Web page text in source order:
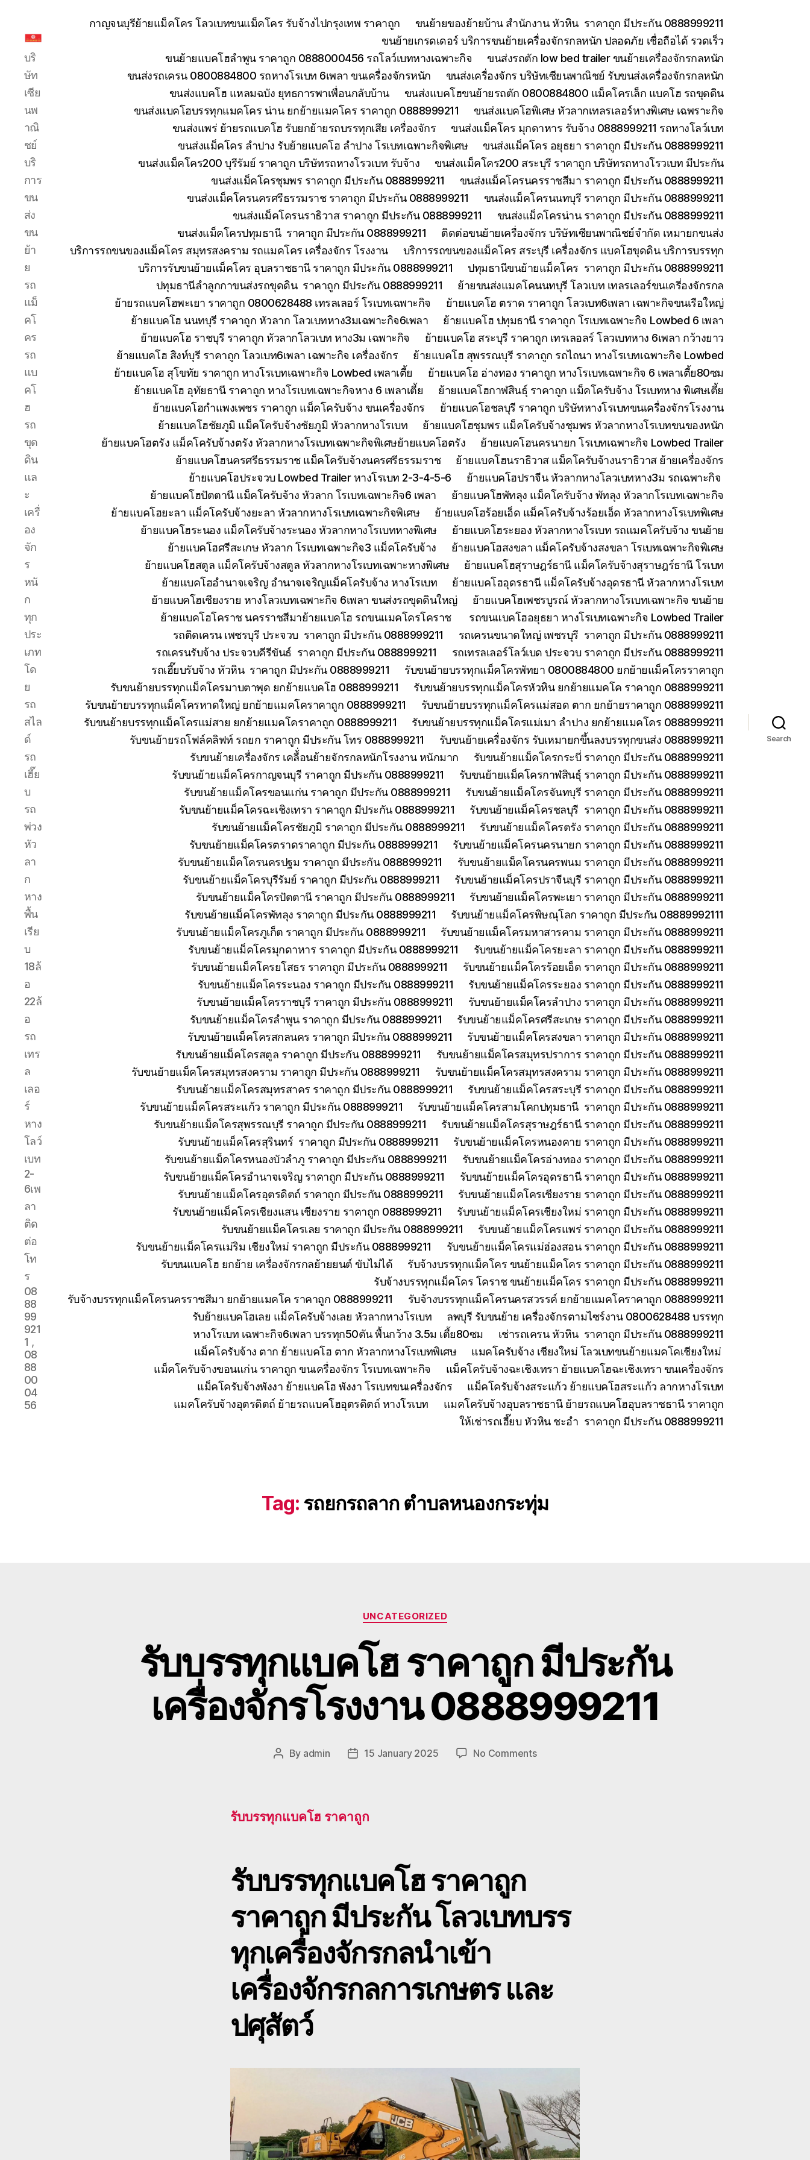
ขน
ย้าย
รถ
โฮ
ทั่ว
ประเทศ.com
บริ
ษัท
เซีย
นพ
าณิ
ชย์
บริ
การ
ขน
ส่ง
ขน
ย้า
ย
รถ
แม็
คโ
คร
รถ
แบ
คโ
ฮ
รถ
ขุด
ดิน
แล
ะ
เครื่
อง
จัก
ร
หนั
ก
ทุก
ประ
เภท
โด
ย
รถ
สไล
ด์
รถ
เฮี๊ย
บ
รถ
พ่วง
หัว
ลา
ก
หาง
พื้น
เรีย
บ
18ล้
อ
22ล้
อ
รถ
เทร
ล
เลอ
ร์
หาง
โลว์
เบท
2-
6เพ
ลา
ติด
ต่อ
โท
ร
08
88
99
921
1 ,
08
88
00
04
56
กาญจนบุรีย้ายแม็คโคร โลวเบทขนแม็คโคร รับจ้างไปกรุงเทพ ราคาถูก
ขนย้ายของย้ายบ้าน สำนักงาน หัวหิน ราคาถูก มีประกัน 0888999211
ขนย้ายเกรดเดอร์ บริการขนย้ายเครื่องจักรกลหนัก ปลอดภัย เชื่อถือได้ รวดเร็ว
ขนย้ายแบคโฮลำพูน ราคาถูก 0888000456 รถโลว์เบทหางเฉพาะกิจ
ขนส่งรถตัก low bed trailer ขนย้ายเครื่องจักรกลหนัก
ขนส่งรถเครน 0800884800 รถหางโรเบท 6เพลา ขนเครื่องจักรหนัก
ขนส่งเครื่องจักร บริษัทเซียนพาณิชย์ รับขนส่งเครื่องจักรกลหนัก
ขนส่งแบคโฮ แหลมฉบัง ยุทธการพาเพื่อนกลับบ้าน
ขนส่งแบคโฮขนย้ายรถตัก 0800884800 แม็คโครเล็ก แบคโฮ รถขุดดิน
ขนส่งแบคโฮบรรทุกแมคโคร น่าน ยกย้ายแมคโคร ราคาถูก 0888999211
ขนส่งแบคโฮพิเศษ หัวลากเทลรเลอร์หางพิเศษ เฉพราะกิจ
ขนส่งแพร่ ย้ายรถแบคโฮ รับยกย้ายรถบรรทุกเสีย เครื่องจักร
ขนส่งแม็คโคร มุกดาหาร รับจ้าง 0888999211 รถหางโลว์เบท
ขนส่งแม็คโคร ลำปาง รับย้ายแบคโฮ ลำปาง โรเบทเฉพาะกิจพิเศษ
ขนส่งแม็คโคร อยุธยา ราคาถูก มีประกัน 0888999211
ขนส่งแม็คโคร200 บุรีรัมย์ ราคาถูก บริษัทรถหางโรวเบท รับจ้าง
ขนส่งแม็คโคร200 สระบุรี ราคาถูก บริษัทรถหางโรวเบท มีประกัน
ขนส่งแม็คโครชุมพร ราคาถูก มีประกัน 0888999211
ขนส่งแม็คโครนครราชสีมา ราคาถูก มีประกัน 0888999211
ขนส่งแม็คโครนครศรีธรรมราช ราคาถูก มีประกัน 0888999211
ขนส่งแม็คโครนนทบุรี ราคาถูก มีประกัน 0888999211
ขนส่งแม็คโครนราธิวาส ราคาถูก มีประกัน 0888999211
ขนส่งแม็คโครน่าน ราคาถูก มีประกัน 0888999211
ขนส่งแม็คโครปทุมธานี ราคาถูก มีประกัน 0888999211
ติดต่อขนย้ายเครื่องจักร บริษัทเซียนพาณิชย์จำกัด เหมายกขนส่ง
บริการรถขนของแม็คโคร สมุทรสงคราม รถแมคโคร เครื่องจักร โรงงาน
บริการรถขนของแม็คโคร สระบุรี เครื่องจักร แบคโฮขุดดิน บริการบรรทุก
บริการรับขนย้ายแม็คโคร อุบลราชธานี ราคาถูก มีประกัน 0888999211
ปทุมธานีขนย้ายแม็คโคร ราคาถูก มีประกัน 0888999211
ปทุมธานีลำลูกกาขนส่งรถขุดดิน ราคาถูก มีประกัน 0888999211
ย้ายขนส่งแมคโคนนทบุรี โลวเบท เทลรเลอร์ขนเครี่องจักรกล
ย้ายรถแบคโฮพะเยา ราคาถูก 0800628488 เทรลเลอร์ โรเบทเฉพาะกิจ
ย้ายแบคโฮ ตราด ราคาถูก โลวเบท6เพลา เฉพาะกิจขนเรือใหญ่
ย้ายแบคโฮ นนทบุรี ราคาถูก หัวลาก โลวเบทหาง3มเฉพาะกิจ6เพลา
ย้ายแบคโฮ ปทุมธานี ราคาถูก โรเบทเฉพาะกิจ Lowbed 6 เพลา
ย้ายแบคโฮ ราชบุรี ราคาถูก หัวลากโลวเบท หาง3ม เฉพาะกิจ
ย้ายแบคโฮ สระบุรี ราคาถูก เทรเลอลร์ โลวเบทหาง 6เพลา กว้างยาว
ย้ายแบคโฮ สิงห์บุรี ราคาถูก โลวเบท6เพลา เฉพาะกิจ เครื่องจักร
ย้ายแบคโฮ สุพรรณบุรี ราคาถูก รถไถนา หางโรเบทเฉพาะกิจ Lowbed
ย้ายแบคโฮ สุโขทัย ราคาถูก หางโรเบทเฉพาะกิจ Lowbed เพลาเตี้ย
ย้ายแบคโฮ อ่างทอง ราคาถูก หางโรเบทเฉพาะกิจ 6 เพลาเตี้ย80ซม
ย้ายแบคโฮ อุทัยธานี ราคาถูก หางโรเบทเฉพาะกิจหาง 6 เพลาเตี้ย
ย้ายแบคโฮกาฬสินธุ์ ราคาถูก แม็คโครับจ้าง โรเบทหาง พิเศษเตี้ย
ย้ายแบคโฮกำแพงเพชร ราคาถูก แม็คโครับจ้าง ขนเครื่องจักร
ย้ายแบคโฮชลบุรี ราคาถูก บริษัทหางโรเบทขนเครื่องจักรโรงงาน
ย้ายแบคโฮชัยภูมิ แม็คโครับจ้างชัยภูมิ หัวลากหางโรเบท
ย้ายแบคโฮชุมพร แม็คโครับจ้างชุมพร หัวลากหางโรเบทขนของหนัก
ย้ายแบคโฮตรัง แม็คโครับจ้างตรัง หัวลากหางโรเบทเฉพาะกิจพิเศษย้ายแบคโฮตรัง
ย้ายแบคโฮนครนายก โรเบทเฉพาะกิจ Lowbed Trailer
ย้ายแบคโฮนครศรีธรรมราช แม็คโครับจ้างนครศรีธรรมราช
ย้ายแบคโฮนราธิวาส แม็คโครับจ้างนราธิวาส ย้ายเครื่องจักร
ย้ายแบคโฮประจวบ Lowbed Trailer หางโรเบท 2-3-4-5-6
ย้ายแบคโฮปราจีน หัวลากหางโลวเบทหาง3ม รถเฉพาะกิจ
ย้ายแบคโฮปัตตานี แม็คโครับจ้าง หัวลาก โรเบทเฉพาะกิจ6 เพลา
ย้ายแบคโฮพัทลุง แม็คโครับจ้าง พัทลุง หัวลากโรเบทเฉพาะกิจ
ย้ายแบคโฮยะลา แม็คโครับจ้างยะลา หัวลากหางโรเบทเฉพาะกิจพิเศษ
ย้ายแบคโฮร้อยเอ็ด แม็คโครับจ้างร้อยเอ็ด หัวลากหางโรเบทพิเศษ
ย้ายแบคโฮระนอง แม็คโครับจ้างระนอง หัวลากหางโรเบทหางพิเศษ
ย้ายแบคโฮระยอง หัวลากหางโรเบท รถแมคโครับจ้าง ขนย้าย
ย้ายแบคโฮศรีสะเกษ หัวลาก โรเบทเฉพาะกิจ3 แม็คโครับจ้าง
ย้ายแบคโฮสงขลา แม็คโครับจ้างสงขลา โรเบทเฉพาะกิจพิเศษ
ย้ายแบคโฮสตูล แม็คโครับจ้างสตูล หัวลากหางโรเบทเฉพาะหางพิเศษ
ย้ายแบคโฮสุราษฎร์ธานี แม็คโครับจ้างสุราษฎร์ธานี โรเบท
ย้ายแบคโฮอำนาจเจริญ อำนาจเจริญแม็คโครับจ้าง หางโรเบท
ย้ายแบคโฮอุดรธานี แม็คโครับจ้างอุดรธานี หัวลากหางโรเบท
ย้ายแบคโฮเชียงราย หางโลวเบทเฉพาะกิจ 6เพลา ขนส่งรถขุดดินใหญ่
ย้ายแบคโฮเพชรบูรณ์ หัวลากหางโรเบทเฉพาะกิจ ขนย้าย
ย้ายแบคโฮโคราช นครราชสีมาย้ายแบคโฮ รถขนแมคโครโคราช
รถขนแบคโฮอยุธยา หางโรเบทเฉพาะกิจ Lowbed Trailer
รถติดเครน เพชรบุรี ประจวบ ราคาถูก มีประกัน 0888999211
รถเครนขนาดใหญ่ เพชรบุรี ราคาถูก มีประกัน 0888999211
รถเครนรับจ้าง ประจวบคีรีขันธ์ ราคาถูก มีประกัน 0888999211
รถเทรลเลอร์โลว์เบด ประจวบ ราคาถูก มีประกัน 0888999211
รถเฮี๊ยบรับจ้าง หัวหิน ราคาถูก มีประกัน 0888999211
รับขนย้ายบรรทุกแม็คโครพัทยา 0800884800 ยกย้ายแม็คโครราคาถูก
รับขนย้ายบรรทุกแม็คโครมาบตาพุด ยกย้ายแบคโฮ 0888999211
รับขนย้ายบรรทุกแม็คโครหัวหิน ยกย้ายแมคโค ราคาถูก 0888999211
รับขนย้ายบรรทุกแม็คโครหาดใหญ่ ยกย้ายแมคโคราคาถูก 0888999211
รับขนย้ายบรรทุกแม็คโครแม่สอด ตาก ยกย้ายราคาถูก 0888999211
รับขนย้ายบรรทุกแม็คโครแม่สาย ยกย้ายแมคโคราคาถูก 0888999211
รับขนย้ายบรรทุกแม็คโครแม่เมา ลำปาง ยกย้ายแมคโคร 0888999211
รับขนย้ายรถโฟล์คลิฟท์ รถยก ราคาถูก มีประกัน โทร 0888999211
รับขนย้ายเครื่องจักร รับเหมายกขึ้นลงบรรทุกขนส่ง 0888999211
รับขนย้ายเครื่องจักร เคลื้่อนย้ายจักรกลหนักโรงงาน หนักมาก
รับขนย้ายแม็คโครกระบี่ ราคาถูก มีประกัน 0888999211
รับขนย้ายแม็คโครกาญจนบุรี ราคาถูก มีประกัน 0888999211
รับขนย้ายแม็คโครกาฬสินธุ์ ราคาถูก มีประกัน 0888999211
รับขนย้ายแม็คโครขอนแก่น ราคาถูก มีประกัน 0888999211
รับขนย้ายแม็คโครจันทบุรี ราคาถูก มีประกัน 0888999211
รับขนย้ายแม็คโครฉะเชิงเทรา ราคาถูก มีประกัน 0888999211
รับขนย้ายแม็คโครชลบุรี ราคาถูก มีประกัน 0888999211
รับขนย้ายแม็คโครชัยภูมิ ราคาถูก มีประกัน 0888999211
รับขนย้ายแม็คโครตรัง ราคาถูก มีประกัน 0888999211
รับขนย้ายแม็คโครตราดราคาถูก มีประกัน 0888999211
รับขนย้ายแม็คโครนครนายก ราคาถูก มีประกัน 0888999211
รับขนย้ายแม็คโครนครปฐม ราคาถูก มีประกัน 0888999211
รับขนย้ายแม็คโครนครพนม ราคาถูก มีประกัน 0888999211
รับขนย้ายแม็คโครบุรีรัมย์ ราคาถูก มีประกัน 0888999211
รับขนย้ายแม็คโครปราจีนบุรี ราคาถูก มีประกัน 0888999211
รับขนย้ายแม็คโครปัตตานี ราคาถูก มีประกัน 0888999211
รับขนย้ายแม็คโครพะเยา ราคาถูก มีประกัน 0888999211
รับขนย้ายแม็คโครพัทลุง ราคาถูก มีประกัน 0888999211
รับขนย้ายแม็คโครพิษณุโลก ราคาถูก มีประกัน 08889992111
รับขนย้ายแม็คโครภูเก็ต ราคาถูก มีประกัน 0888999211
รับขนย้ายแม็คโครมหาสารคาม ราคาถูก มีประกัน 0888999211
รับขนย้ายแม็คโครมุกดาหาร ราคาถูก มีประกัน 0888999211
รับขนย้ายแม็คโครยะลา ราคาถูก มีประกัน 0888999211
รับขนย้ายแม็คโครยโสธร ราคาถูก มีประกัน 0888999211
รับขนย้ายแม็คโครร้อยเอ็ด ราคาถูก มีประกัน 0888999211
รับขนย้ายแม็คโครระนอง ราคาถูก มีประกัน 0888999211
รับขนย้ายแม็คโครระยอง ราคาถูก มีประกัน 0888999211
รับขนย้ายแม็คโครราชบุรี ราคาถูก มีประกัน 0888999211
รับขนย้ายแม็คโครลำปาง ราคาถูก มีประกัน 0888999211
รับขนย้ายแม็คโครลำพูน ราคาถูก มีประกัน 0888999211
รับขนย้ายแม็คโครศรีสะเกษ ราคาถูก มีประกัน 0888999211
รับขนย้ายแม็คโครสกลนคร ราคาถูก มีประกัน 0888999211
รับขนย้ายแม็คโครสงขลา ราคาถูก มีประกัน 0888999211
รับขนย้ายแม็คโครสตูล ราคาถูก มีประกัน 0888999211
รับขนย้ายแม็คโครสมุทรปราการ ราคาถูก มีประกัน 0888999211
รับขนย้ายแม็คโครสมุทรสงคราม ราคาถูก มีประกัน 0888999211
รับขนย้ายแม็คโครสมุทรสงคราม ราคาถูก มีประกัน 0888999211
รับขนย้ายแม็คโครสมุทรสาคร ราคาถูก มีประกัน 0888999211
รับขนย้ายแม็คโครสระบุรี ราคาถูก มีประกัน 0888999211
รับขนย้ายแม็คโครสระแก้ว ราคาถูก มีประกัน 0888999211
รับขนย้ายแม็คโครสามโคกปทุมธานี ราคาถูก มีประกัน 0888999211
รับขนย้ายแม็คโครสุพรรณบุรี ราคาถูก มีประกัน 0888999211
รับขนย้ายแม็คโครสุราษฎร์ธานี ราคาถูก มีประกัน 0888999211
รับขนย้ายแม็คโครสุรินทร์ ราคาถูก มีประกัน 0888999211
รับขนย้ายแม็คโครหนองคาย ราคาถูก มีประกัน 0888999211
รับขนย้ายแม็คโครหนองบัวลำภู ราคาถูก มีประกัน 0888999211
รับขนย้ายแม็คโครอ่างทอง ราคาถูก มีประกัน 0888999211
รับขนย้ายแม็คโครอำนาจเจริญ ราคาถูก มีประกัน 0888999211
รับขนย้ายแม็คโครอุดรธานี ราคาถูก มีประกัน 0888999211
รับขนย้ายแม็คโครอุตรดิตถ์ ราคาถูก มีประกัน 0888999211
รับขนย้ายแม็คโครเชียงราย ราคาถูก มีประกัน 0888999211
รับขนย้ายแม็คโครเชียงแสน เชียงราย ราคาถูก 0888999211
รับขนย้ายแม็คโครเชียงใหม่ ราคาถูก มีประกัน 0888999211
รับขนย้ายแม็คโครเลย ราคาถูก มีประกัน 0888999211
รับขนย้ายแม็คโครแพร่ ราคาถูก มีประกัน 0888999211
รับขนย้ายแม็คโครแม่ริม เชียงใหม่ ราคาถูก มีประกัน 0888999211
รับขนย้ายแม็คโครแม่ฮ่องสอน ราคาถูก มีประกัน 0888999211
รับขนแบคโฮ ยกย้าย เครื่องจักรกลย้ายยนต์ ขับไม่ได้
รับจ้างบรรทุกแม็คโคร ขนย้ายแม็คโคร ราคาถูก มีประกัน 0888999211
รับจ้างบรรทุกแม็คโคร โคราช ขนย้ายแม็คโคร ราคาถูก มีประกัน 0888999211
รับจ้างบรรทุกแม็คโครนครราชสีมา ยกย้ายแมคโค ราคาถูก 0888999211
รับจ้างบรรทุกแม็คโครนครสวรรค์ ยกย้ายแมคโคราคาถูก 0888999211
รับย้ายแบคโฮเลย แม็คโครับจ้างเลย หัวลากหางโรเบท
ลพบุรี รับขนย้าย เครื่องจักรตามไซร์งาน 0800628488 บรรทุก
หางโรเบท เฉพาะกิจ6เพลา บรรทุก50ตัน พื้นกว้าง 3.5ม เตี้ย80ซม
เช่ารถเครน หัวหิน ราคาถูก มีประกัน 0888999211
แม็คโครับจ้าง ตาก ย้ายแบคโฮ ตาก หัวลากหางโรเบทพิเศษ
แมคโครับจ้าง เชียงใหม่ โลวเบทขนย้ายแมคโคเชียงใหม่
แม็คโครับจ้างขอนแก่น ราคาถูก ขนเครื่องจักร โรเบทเฉพาะกิจ
แม็คโครับจ้างฉะเชิงเทรา ย้ายแบคโฮฉะเชิงเทรา ขนเครื่องจักร
แม็คโครับจ้างพังงา ย้ายแบคโฮ พังงา โรเบทขนเครื่องจักร
แม็คโครับจ้างสระแก้ว ย้ายแบคโฮสระแก้ว ลากหางโรเบท
แมคโครับจ้างอุตรดิตถ์ ย้ายรถแบคโฮอุตรดิตถ์ หางโรเบท
แมคโครับจ้างอุบลราชธานี ย้ายรถแบคโฮอุบลราชธานี ราคาถูก
ให้เช่ารถเฮี๊ยบ หัวหิน ชะอำ ราคาถูก มีประกัน 0888999211
Search
Tag: รถยกรถลาก ตำบลหนองกระทุ่ม
Categories
UNCATEGORIZED
รับบรรทุกแบคโฮ ราคาถูก มีประกัน
เครื่องจักรโรงงาน 0888999211
Post
By admin
Post15 January 2025 No Commentson
0888999211
รับบรรทุกแบคโฮ ราคาถูก
รับบรรทุกแบคโฮราคาถูก
ราคาถูก มีประกัน โลวเบทบรร
ทุกเครื่องจักรกลนำเข้า
เครื่องจักรกลการเกษตร และ
ปศุสัตว์